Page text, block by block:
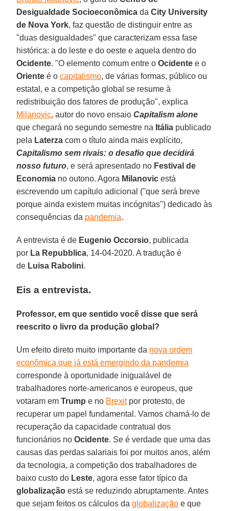
Desigualdade Socioeconômicada City University
de Nova York, faz questão de distinguir entre as
"duas desigualdades" que caracterizam essa fase
histórica: a do leste e do oeste e aquela dentro do
Ocidente. "O elemento comum entre oOcidente e o
Oriente é ocapitalismo, de várias formas, público ou
estatal, e a competição global se resume à
redistribuição dos fatores de produção", explica
Milanovic, autor do novo ensaioCapitalism alone
que chegará no segundo semestre na Itália publicado
pela Laterza com o título ainda mais explícito,
Capitalismo sem rivais: o desafio que decidirá
nosso futuro, e será apresentado no Festival de
Economia no outono. Agora Milanovic está
escrevendo um capítulo adicional ("que será breve
porque ainda existem muitas incógnitas") dedicado às
consequências da pandemia.
A entrevista é de Eugenio Occorsio, publicada
por La Repubblica, 14-04-2020. A tradução é
de Luisa Rabolini.
Eis a entrevista.
Professor, em que sentido você disse que será
reescrito o livro da produção global?
Um efeito direto muito importante da nova ordem
econômica que já está emergindo da pandemia
corresponde à oportunidade inigualável de
trabalhadores norte-americanos e europeus, que
votaram emTrump e no Brexitpor protesto, de
recuperar um papel fundamental. Vamos chamá-lo de
recuperação da capacidade contratual dos
funcionários noOcidente. Se é verdade que uma das
causas das perdas salariais foi por muitos anos, além
da tecnologia, a competição dos trabalhadores de
baixo custo do Leste, agora esse fator típico da
globalização está se reduzindo abruptamente. Antes
que sejam feitos os cálculos daglobalização e que